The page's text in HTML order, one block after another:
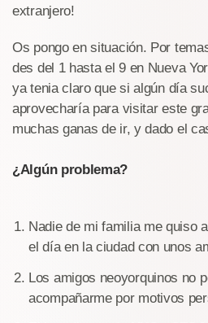
extranjero!
Os pongo en situación. Por
des del 1 hasta el 9 en Nueva
ya tenia claro que si algún día
aprovecharía para visitar este
muchas ganas de ir, y dado el
¿Algún problema?
Nadie de mi familia me quiso
el día en la ciudad con unos
Los amigos neoyorquinos no
acompañarme por motivos